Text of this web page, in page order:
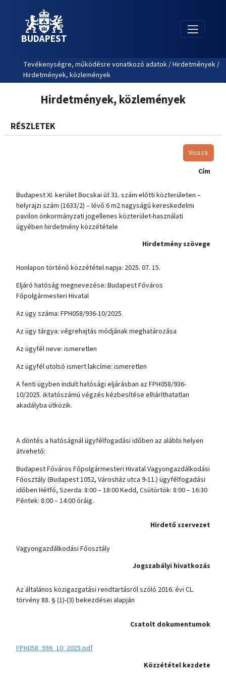
BUDAPEST
Tevékenységre, működésre vonatkozó adatok / Hirdetmények /
Hirdetmények, közlemények
Hirdetmények, közlemények
RÉSZLETEK
Vissza
Cím
Budapest XI. kerület Bocskai út 31. szám előtti közterületen –
helyrajzi szám (1633/2) – lévő 6 m2 nagyságú kereskedelmi
pavilon önkormányzati jogellenes közterület-használati
ügyében hirdetmény közzététele
Hirdetmény szövege
Honlapon történő közzététel napja: 2025. 07. 15.
Eljáró hatóság megnevezése: Budapest Főváros
Főpolgármesteri Hivatal
Az ügy száma: FPH058/936-10/2025.
Az ügy tárgya: végrehajtás módjának meghatározása
Az ügyfél neve: ismeretlen
Az ügyfél utolsó ismert lakcíme: ismeretlen
A fenti ügyben indult hatósági eljárásban az FPH058/936-
10/2025. iktatószámú végzés kézbesítése elháríthatatlan
akadályba ütközik.
A döntés a hatóságnál ügyfélfogadási időben az alábbi helyen
átvehető:
Budapest Főváros Főpolgármesteri Hivatal Vagyongazdálkodási
Főosztály (Budapest 1052, Városház utca 9-11.) ügyfélfogadási
időben Hétfő, Szerda: 8:00 – 18:00 Kedd, Csütörtök: 8:00 – 16:30
Péntek: 8:00 – 14:00 óráig.
Hirdető szervezet
Vagyongazdálkodási Főosztály
Jogszabályi hivatkozás
Az általános közigazgatási rendtartásról szóló 2016. évi CL.
törvény 88. § (1)-(3) bekezdései alapján
Csatolt dokumentumok
FPH058_936_10_2025.pdf
Közzététel kezdete